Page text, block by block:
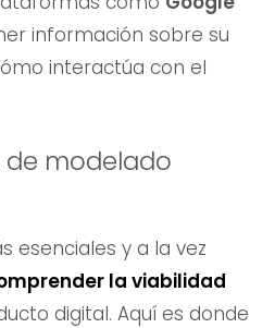
información sobre su
interactúa con el
de modelado
esenciales y a la vez
la viabilidad
digital. Aquí es donde